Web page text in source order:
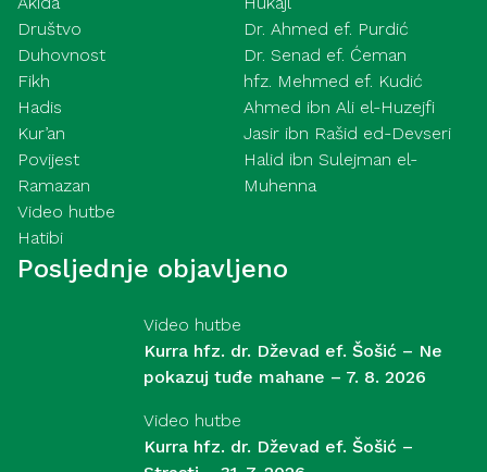
Društvo
Duhovnost
Fikh
Hadis
Kur’an
Povijest
Ramazan
Video hutbe
Hatibi
Dr. Ahmed ef. Purdić
Dr. Senad ef. Ćeman
hfz. Mehmed ef. Kudić
Ahmed ibn Ali el-Huzejfi
Jasir ibn Rašid ed-Devseri
Halid ibn Sulejman el-
Muhenna
Posljednje objavljeno
Video hutbe
Kurra hfz. dr. Dževad ef. Šošić – Ne
pokazuj tuđe mahane – 7. 8. 2026
Video hutbe
Kurra hfz. dr. Dževad ef. Šošić –